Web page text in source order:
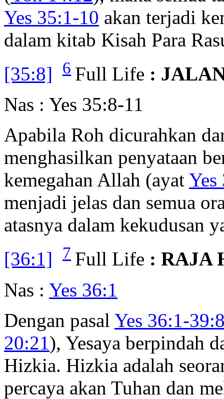
Yes 35:1-10 akan terjadi
dalam kitab Kisah Para
[35:8]
6 Full Life :
Nas : Yes 35:8-11
Apabila Roh dicurahkan
menghasilkan penyataan
kemegahan Allah (ayat Yes
menjadi jelas dan semua
atasnya dalam kekudusan
[36:1]
7 Full Life : RAJA
Nas : Yes 36:1
Dengan pasal Yes 36:1-
20:21 ), Yesaya berpindah
Hizkia. Hizkia adalah
percaya akan Tuhan dan